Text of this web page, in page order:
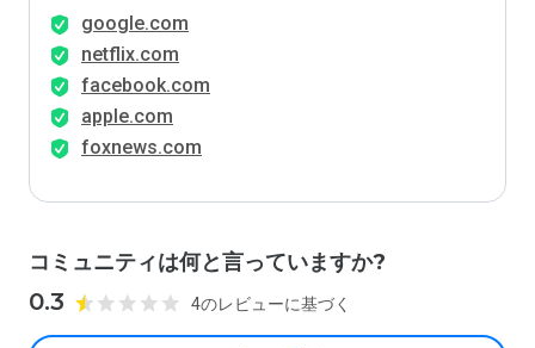
google.com
netflix.com
facebook.com
apple.com
foxnews.com
コミュニティは何と言っていますか?
0.3 4のレビューに基づく